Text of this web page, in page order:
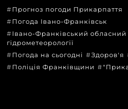
Прогноз погоди Прикарпаття
Погода Івано-Франківськ
Івано-Франківський обласний
гідрометеорології
Погода на сьогодні
Здоров'я
Поліція Франківщини